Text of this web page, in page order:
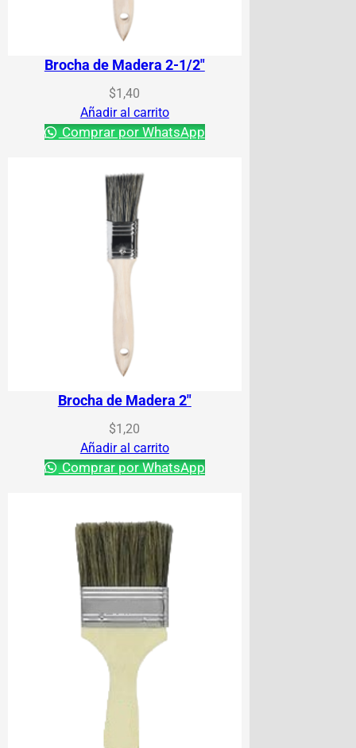
Brocha de Madera 2-1/2″
$1,40
Añadir al carrito
Comprar por WhatsApp
Brocha de Madera 2″
$1,20
Añadir al carrito
Comprar por WhatsApp